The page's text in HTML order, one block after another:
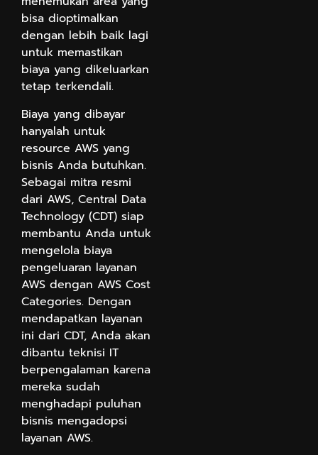
bisa dioptimalkan
dengan lebih baik lagi
untuk memastikan
biaya yang dikeluarkan
tetap terkendali.
Biaya yang dibayar
hanyalah untuk
resource AWS yang
bisnis Anda butuhkan.
Sebagai mitra resmi
dari AWS, Central Data
Technology (CDT) siap
membantu Anda untuk
mengelola biaya
pengeluaran layanan
AWS dengan AWS Cost
Categories. Dengan
mendapatkan layanan
ini dari CDT, Anda akan
dibantu teknisi IT
berpengalaman karena
mereka sudah
menghadapi puluhan
bisnis mengadopsi
layanan AWS.